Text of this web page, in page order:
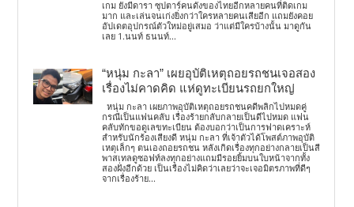
เกม ยังมีดารา ซุปตาร์คนดังของไทยอีกหลายคนที่ติดเกม
มาก และเล่นจนเก่งยิ่งกว่าใครหลายคนเสียอีก แถมยังคอย
อัปเดตอุปกรณ์ตัวใหม่อยู่เสมอ ว่าแต่มีใครบ้างนั้น มาดูกัน
เลย 1.นนท์ ธนนท์...
“หนุ่ม กะลา” เผยอุบัติเหตุถอยรถชนเจอสอง
เรื่องไม่คาดคิด แห่ดูทะเบียนรถยกใหญ่
หนุ่ม กะลา เผยภาพอุบัติเหตุถอยรถชนคดีพลิกไปหมดคู่
กรณีเป็นแฟนคลับ เรื่องร้ายกลับกลายเป็นดีไปหมด แฟน
คลับทักขอดูเลขทะเบียน ต้องบอกว่าเป็นการฟาดเคราะห์
สำหรับนักร้องเสียงดี หนุ่ม กะลา ที่เจ้าตัวได้โพสต์ภาพอุบัติ
เหตุเล็กๆ ตนเองถอยรถชน หลังเกิดเรื่องทุกอย่างกลายเป็นสี
พาสเทลดูซอฟท์ลงทุกอย่างแถมมีรอยยิ้มบนใบหน้าจากทั้ง
สองฝั่งอีกด้วย เป็นเรื่องไม่คิดว่าเลยว่าจะเจอมิตรภาพที่ดีๆ
จากเรื่องร้าย...